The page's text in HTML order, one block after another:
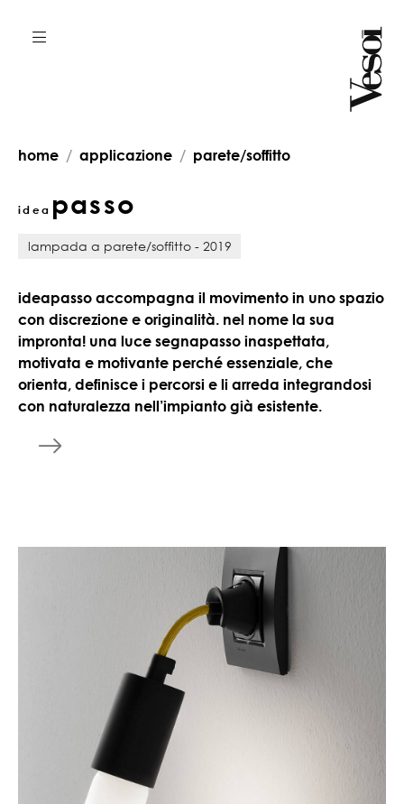
home applicazione parete/soffitto
idea passo
lampada a parete/soffitto - 2019
ideapasso accompagna il movimento in uno spazio
con discrezione e originalità. nel nome la sua
impronta! una luce segnapasso inaspettata,
motivata e motivante perché essenziale, che
orienta, definisce i percorsi e li arreda integrandosi
con naturalezza nell’impianto già esistente.